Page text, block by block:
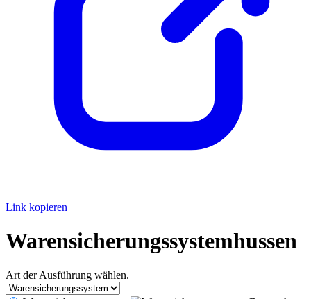
Link kopieren
Warensicherungssystemhussen
Art der Ausführung wählen.